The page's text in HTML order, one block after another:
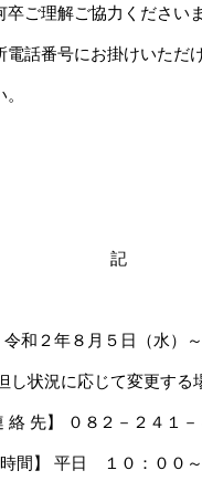
ご理解ご協力ください
話番号にお掛けいただ
記
２年８月５日（水）～
応じて変更する場合
絡 先】 ０８２－２４１
時間】 平日 １０：００